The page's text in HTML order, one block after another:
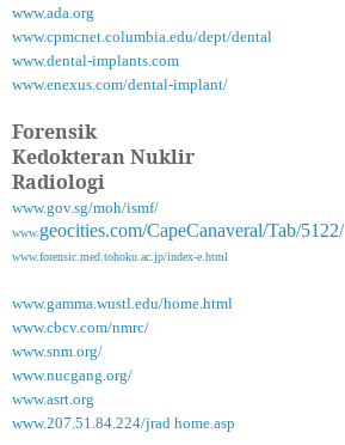
www.ada.org
www.cpmcnet.columbia.edu/dept/dental
www.dental-implants.com
www.enexus.com/dental-implant/
Forensik
Kedokteran Nuklir
Radiologi
www.gov.sg/moh/ismf/
www. geocities.com/CapeCanaveral/Tab/5122/
www.forensic.med.tohoku.ac.jp/index-e.html
www.gamma.wustl.edu/home.html
www.cbcv.com/nmrc/
www.snm.org/
www.nucgang.org/
www.asrt.org
www.207.51.84.224/jrad home.asp